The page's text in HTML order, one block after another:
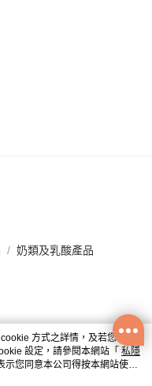
費
奶類及乳酸產品
方式之詳情，及若您不希
設定，請參閱本網站「 私隱
示您同意本公司得按本網站使用